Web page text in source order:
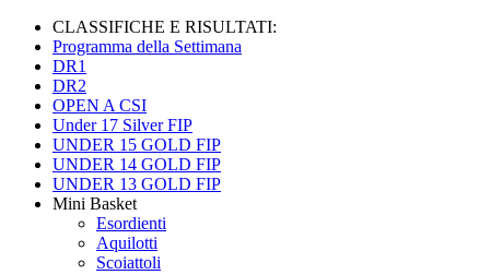
CLASSIFICHE E RISULTATI:
Programma della Settimana
DR1
DR2
OPEN A CSI
Under 17 Silver FIP
UNDER 15 GOLD FIP
UNDER 14 GOLD FIP
UNDER 13 GOLD FIP
Mini Basket
Esordienti
Aquilotti
Scoiattoli